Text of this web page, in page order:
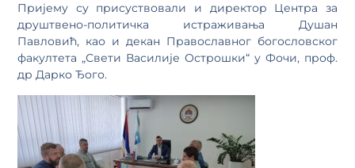
Пријему су присуствовали и директор Центра за
друштвено-политичка истраживања Душан
Павловић, као и декан Православног богословског
факултета „Свети Василије Острошки“ у Фочи, проф.
др Дарко Ђого.